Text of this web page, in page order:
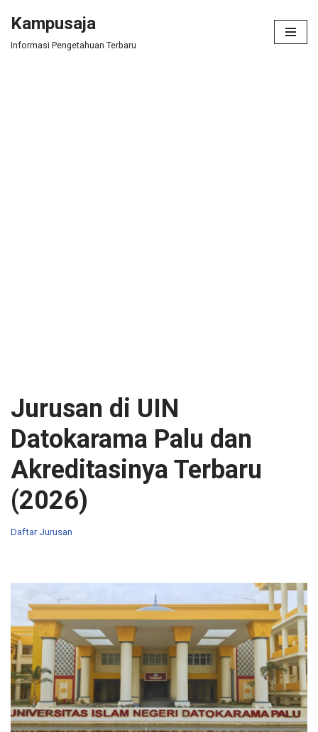
Skip
Kampusaja
Informasi Pengetahuan Terbaru
Jurusan di UIN
Datokarama Palu dan
Akreditasinya Terbaru
(2026)
Daftar Jurusan